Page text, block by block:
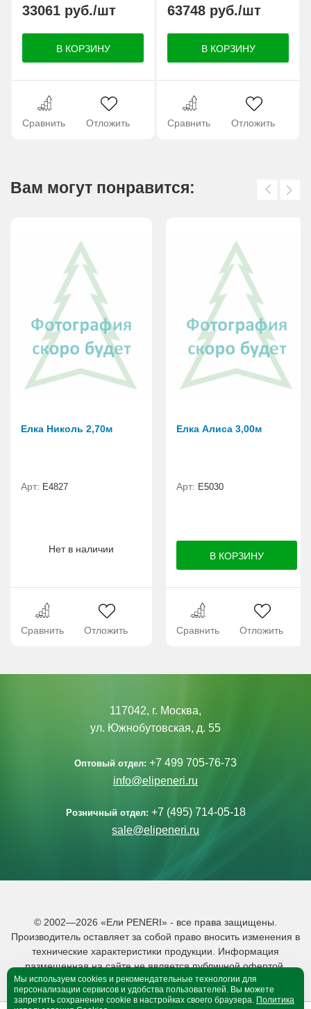
33061 руб./шт
Сравнить Отложить
63748 руб./шт
Сравнить Отложить
Вам могут понравится:
Елка Николь 2,70м
Арт: Е4827
Нет в наличии
Сравнить Отложить
Елка Алиса 3,00м
Арт: Е5030
Сравнить Отложить
117042, г. Москва,
ул. Южнобутовская, д. 55
Оптовый отдел: +7 499 705-76-73
info@elipeneri.ru
Розничный отдел: +7 (495) 714-05-18
sale@elipeneri.ru
© 2002—2026 «Ели PENERI» - все права защищены.
Производитель оставляет за собой право вносить изменения в
технические характеристики продукции. Информация
размещенная на сайте не является публичной офертой.
Политика обработки персональных данных
Мы используем cookies и рекомендательные технологии для
персонализации сервисов и удобства пользователей. Вы можете
запретить сохранение cookie в настройках своего браузера. Политика